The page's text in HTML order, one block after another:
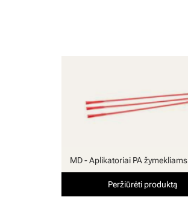
MD - Aplikatoriai PA žymekliams
Peržiūrėti produktą